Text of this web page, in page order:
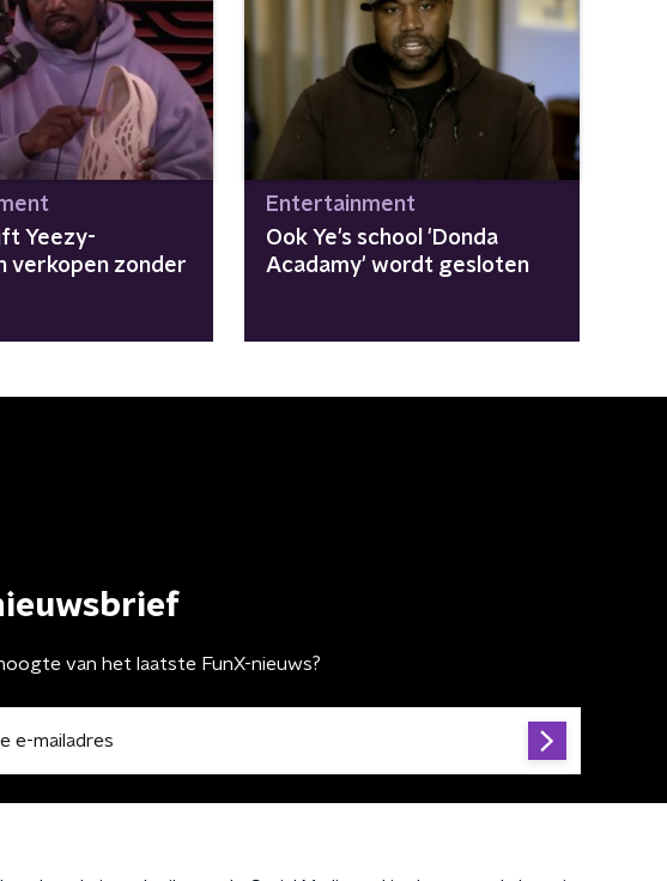
Yeezy-
verkopen zonder
Entertainment
Ook Ye's school 'Donda
Acadamy' wordt gesloten
van het laatste FunX-nieuws?